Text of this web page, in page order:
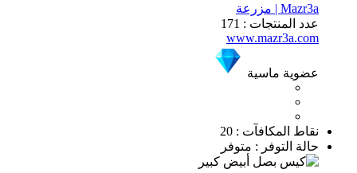
Mazr3a | مزرعة
عدد المنتجات : 171
www.mazr3a.com
عضوية ماسية
نقاط المكافآت : 20
حالة التوفر : متوفر